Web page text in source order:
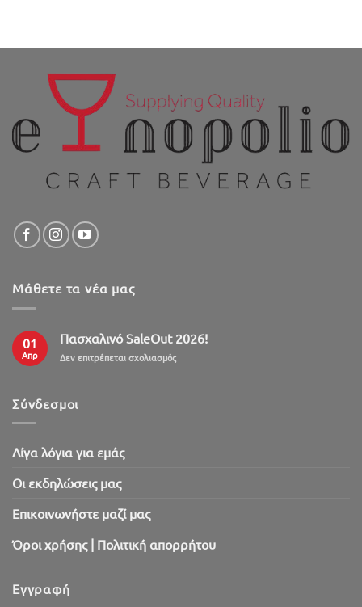
Μάθετε τα νέα μας
01
Απρ
Πασχαλινό SaleOut 2026!
Δεν επιτρέπεται σχολιασμόςστο
Σύνδεσμοι
Λίγα λόγια για εμάς
Oι εκδηλώσεις μας
Επικοινωνήστε μαζί μας
Όροι χρήσης | Πολιτική απορρήτου
Εγγραφή